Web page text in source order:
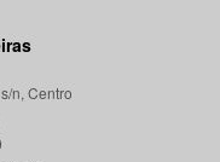
n, Centro